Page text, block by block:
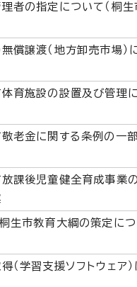
者の指定について（桐生
償譲渡（地方卸売市場）
育施設の設置及び管理
老金に関する条例の一
課後児童健全育成事業
生市教育大綱の策定につ
（学習支援ソフトウェア